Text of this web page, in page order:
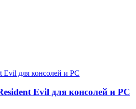
Evil для консолей и PC